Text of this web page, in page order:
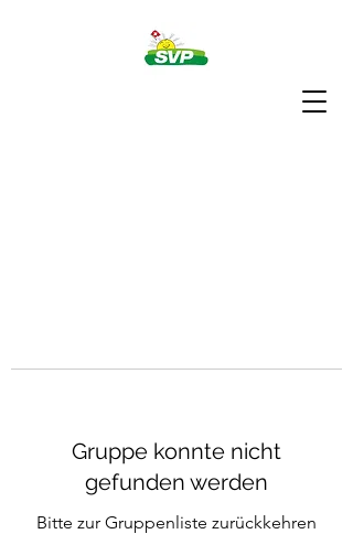
Gruppe konnte nicht
gefunden werden
Bitte zur Gruppenliste zurückkehren